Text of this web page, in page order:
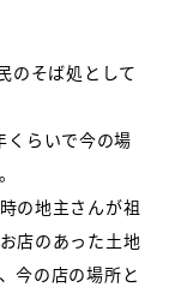
のそば処として
らいで今の場
の地主さんが祖
店のあった土地
今の店の場所と